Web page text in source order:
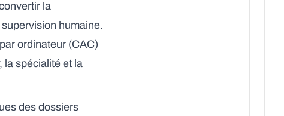
la
humaine.
ordinateur (CAC)
la spécialité et la
des dossiers